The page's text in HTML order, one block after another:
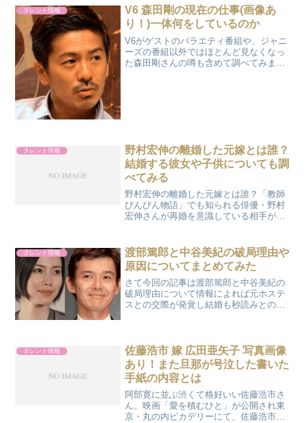
タレント情報
V6 森田剛の現在の仕事(画像あ
り！)一体何をしているのか
V6がゲストのバラエティ番組や、ジャニ
ーズの番組以外ではほとんど見なくなっ
た森田剛さんの噂も含めて調べてみまし
タレント情報
野村宏伸の離婚した元嫁とは誰？
結婚する彼女や子供についても調
べてみる
野村宏伸の離婚した元嫁とは誰？「教師
びんびん物語」でも知られる俳優・野村
宏伸さんが再婚を意識している相手がい
伸さんは1999年7月にスタイリストだった
女性と結婚をしてい...
タレント情報
渡部篤郎と中谷美紀の破局理由や
原因についてまとめてみた
さて今回の記事は渡部篤郎と中谷美紀の
破局理由について情報によれば元ホステ
スとの交際が発覚し結婚も秒読みとの
いと思います。広告まずはい...
タレント情報
佐藤浩市 嫁 広田亜矢子 写真画像
あり！また旦那が号泣した書いた
手紙の内容とは
阿部寛に並ぶ渋くて格好いい佐藤浩市さ
ん。映画「愛を積むひと」が公開され東
京・丸の内ピカデリーにて、佐藤浩市、